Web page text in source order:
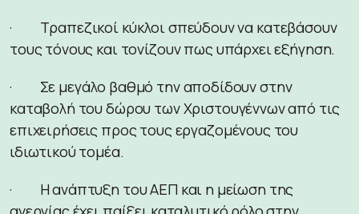
· Τραπεζικοί κύκλοι σπεύδουν να κατεβάσουν
τους τόνους και τονίζουν πως υπάρχει εξήγηση.
· Σε μεγάλο βαθμό την αποδίδουν στην
καταβολή του δώρου των Χριστουγέννων από τις
επιχειρήσεις προς τους εργαζομένους του
ιδιωτικού τομέα.
· Η ανάπτυξη του ΑΕΠ και η μείωση της